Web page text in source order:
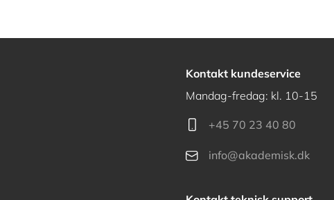
Kontakt kundeservice
Mandag-fredag: kl. 10-15
+45 70 23 40 80
info@akademisk.dk